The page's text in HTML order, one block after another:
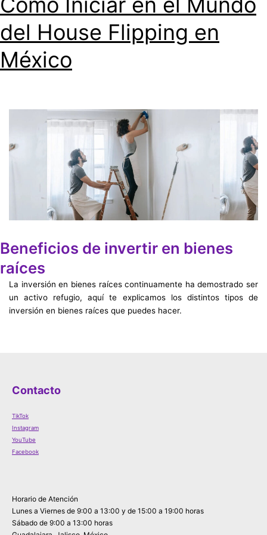
del House Flipping en
México
Beneficios de invertir en bienes
raíces
La inversión en bienes raíces continuamente ha demostrado ser
un activo refugio, aquí te explicamos los distintos tipos de
inversión en bienes raíces que puedes hacer.
Contacto
TikTok
Instagram
YouTube
Facebook
Horario de Atención
Lunes a Viernes de 9:00 a 13:00 y de 15:00 a 19:00 horas
Sábado de 9:00 a 13:00 horas